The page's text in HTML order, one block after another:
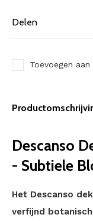
Delen
Toevoegen aan
Descanso
- Subtiele
Het Descanso
verfijnd